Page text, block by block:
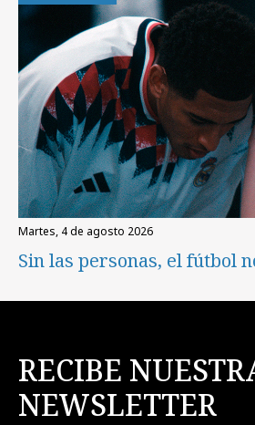
martes, 4 de agosto 2026
Sin las personas, el fútbol
RECIBE
NEWSLETTER